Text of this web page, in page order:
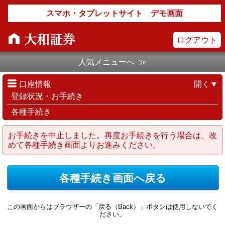
スマホ・タブレットサイト デモ画面
ログアウト
人気メニューへ ≫
開く▼
口座情報
登録状況・お手続き
各種手続き
お手続きを中止しました。再度お手続きを行う場合は、改
めて各種手続き画面よりお進みください。
各種手続き画面へ戻る
この画面からはブラウザーの「戻る（Back）」ボタンは使用しないでく
ださい。